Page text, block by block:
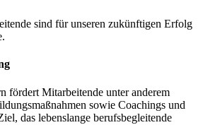
sind für unseren zukünftigen Erfolg
fördert Mitarbeitende unter anderem
sowie Coachings und
das lebenslange berufsbegleitende